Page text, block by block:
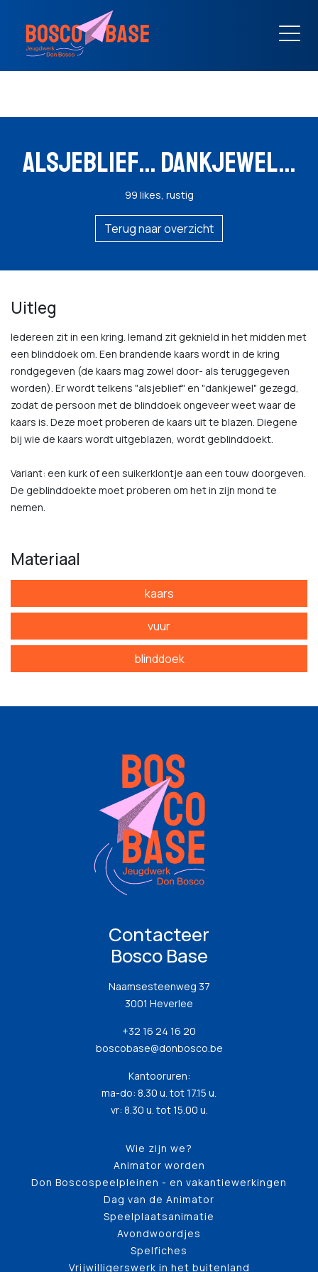
ALSJEBLIEF… DANKJEWEL…
99 likes, rustig
Terug naar overzicht
Uitleg
Iedereen zit in een kring. Iemand zit geknield in het midden met
een blinddoek om. Een brandende kaars wordt in de kring
rondgegeven (de kaars mag zowel door- als teruggegeven
worden). Er wordt telkens "alsjeblief" en "dankjewel" gezegd,
zodat de persoon met de blinddoek ongeveer weet waar de
kaars is. Deze moet proberen de kaars uit te blazen. Diegene
bij wie de kaars wordt uitgeblazen, wordt geblinddoekt.
Variant: een kurk of een suikerklontje aan een touw doorgeven.
De geblinddoekte moet proberen om het in zijn mond te
nemen.
Materiaal
kaars
vuur
blinddoek
Contacteer
Bosco Base
Naamsesteenweg 37
3001 Heverlee
+32 16 24 16 20
boscobase@donbosco.be
Kantooruren:
ma-do: 8.30 u. tot 17.15 u.
vr: 8.30 u. tot 15.00 u.
Wie zijn we?
Animator worden
Don Boscospeelpleinen - en vakantiewerkingen
Dag van de Animator
Speelplaatsanimatie
Avondwoordjes
Spelfiches
Vrijwilligerswerk in het buitenland